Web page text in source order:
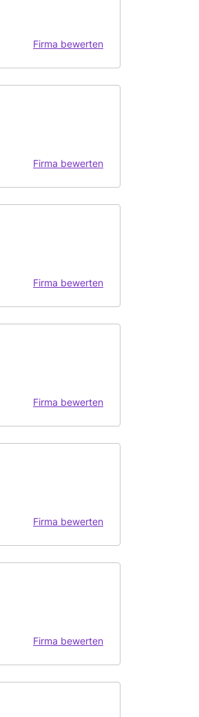
Firma bewerten
Firma bewerten
Firma bewerten
Firma bewerten
Firma bewerten
Firma bewerten